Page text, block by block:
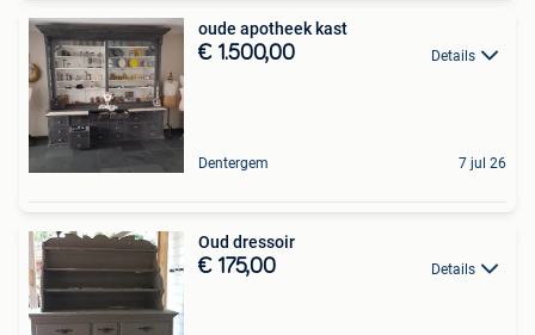
oude apotheek kast
€ 1.500,00 Details
Dentergem 7 jul 26
Oud dressoir
€ 175,00 Details